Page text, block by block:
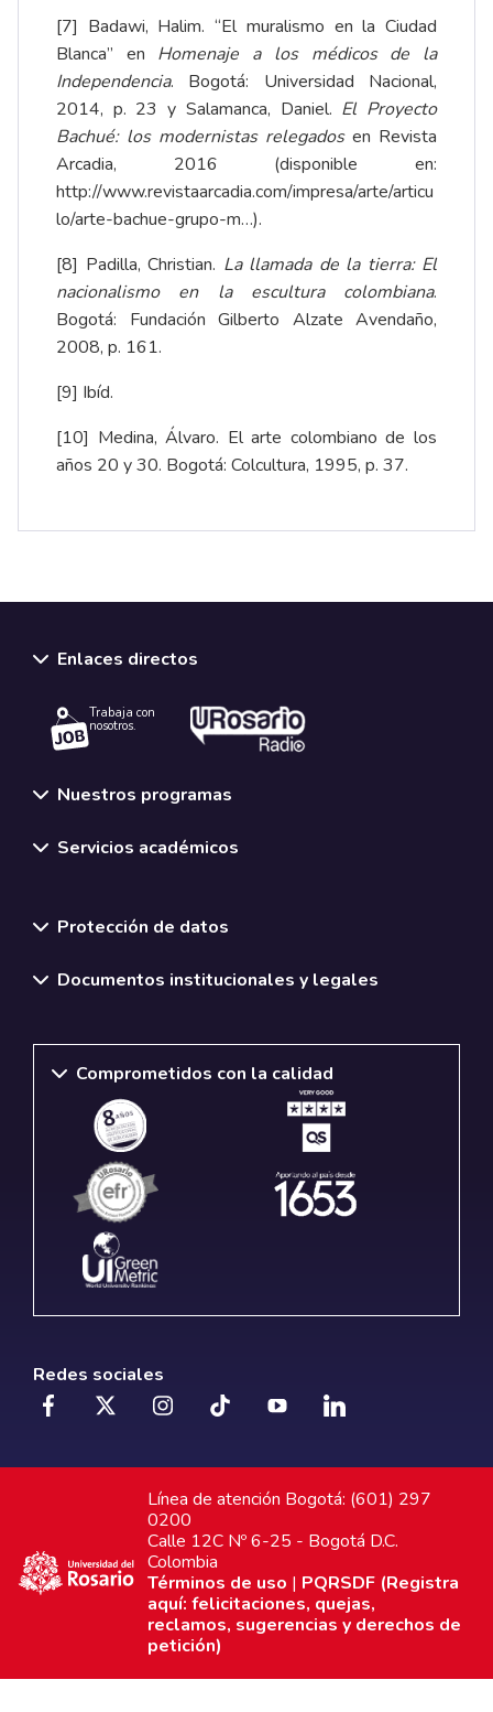
[7] Badawi, Halim. “El muralismo en la Ciudad
Blanca” en Homenaje a los médicos de la
Independencia. Bogotá: Universidad Nacional,
2014, p. 23 y Salamanca, Daniel. El Proyecto
Bachué: los modernistas relegadosen Revista
Arcadia, 2016 (disponible en:
http://www.revistaarcadia.com/impresa/arte/articu
lo/arte-bachue-grupo-m…).
[8] Padilla, Christian. La llamada de la tierra: El
nacionalismo en la escultura colombiana.
Bogotá: Fundación Gilberto Alzate Avendaño,
2008, p. 161.
[9] Ibíd.
[10] Medina, Álvaro. El arte colombiano de los
años 20 y 30. Bogotá: Colcultura, 1995, p. 37.
Enlaces directos
Trabaja con
nosotros.
Nuestros programas
Servicios académicos
Protección de datos
Documentos institucionales y legales
Comprometidos con la calidad
Redes sociales
Línea de atención Bogotá: (601) 297
0200
Calle 12C Nº 6-25 - Bogotá D.C.
Colombia
Términos de uso | PQRSDF (Registra
aquí: felicitaciones, quejas,
reclamos, sugerencias y derechos de
petición)